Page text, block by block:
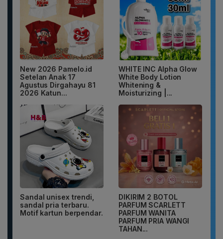
New 2026 Pamelo.id
Setelan Anak 17
Agustus Dirgahayu 81
2026 Katun...
WHITE INC Alpha Glow
White Body Lotion
Whitening &
Moisturizing |...
Sandal unisex trendi,
sandal pria terbaru.
Motif kartun berpendar.
DIKIRIM 2 BOTOL
PARFUM SCARLETT
PARFUM WANITA
PARFUM PRIA WANGI
TAHAN...